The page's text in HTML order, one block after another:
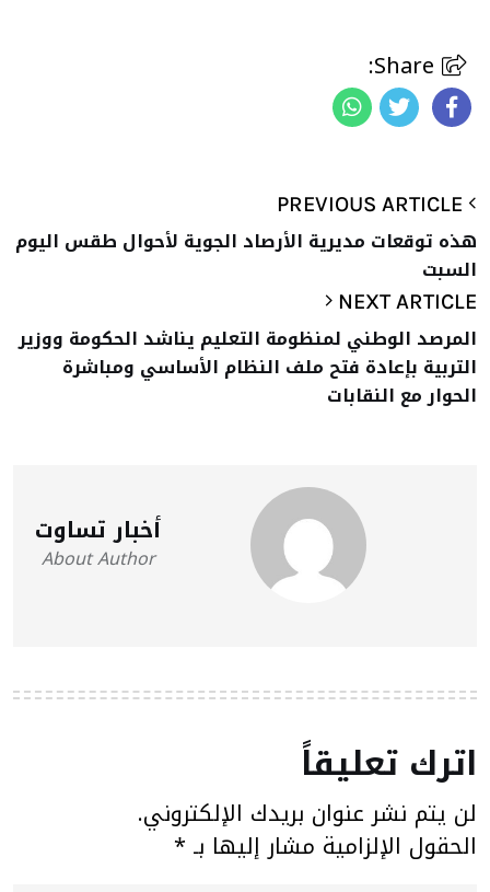
هذه توقعات مديرية الأرصاد الجوية لأحوال طقس اليوم
السبت
NEXT ARTICLE
المرصد الوطني لمنظومة التعليم يناشد الحكومة ووزير
التربية بإعادة فتح ملف النظام الأساسي ومباشرة
الحوار مع النقابات
أخبار تساوت
About Author
اترك تعليقاً
لن يتم نشر عنوان بريدك الإلكتروني.
الحقول الإلزامية مشار إليها بـ *